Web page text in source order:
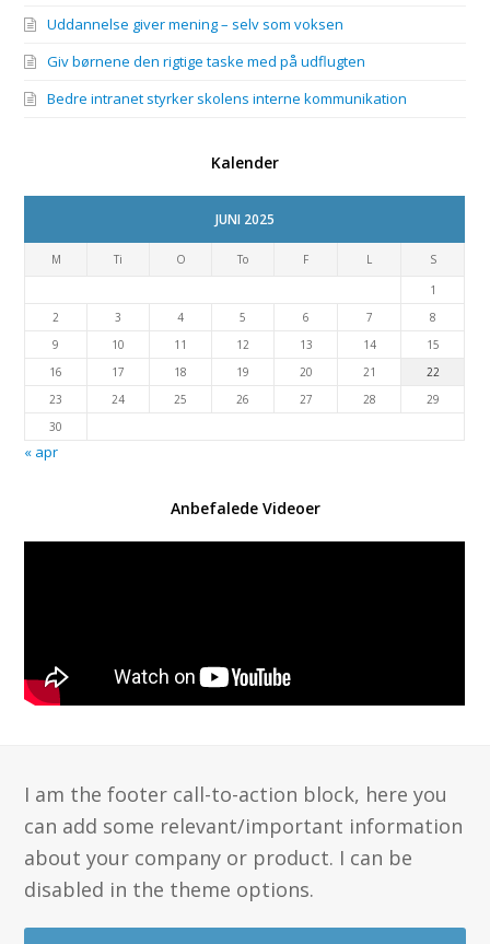
Uddannelse giver mening – selv som voksen
Giv børnene den rigtige taske med på udflugten
Bedre intranet styrker skolens interne kommunikation
Kalender
JUNI 2025
M Ti O To F L
S
1
2
3 4 5 6 7
8
9
10 11 12 13 14
15
16
17 18 19 20 21
22
23
24 25 26 27 28
29
30
« apr
Anbefalede Videoer
I am the footer call-to-action block, here you
can add some relevant/important information
about your company or product. I can be
disabled in the theme options.